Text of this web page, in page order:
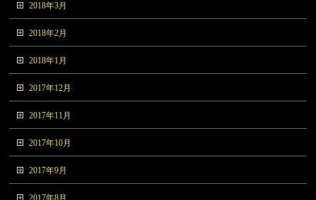
2018年3月
2018年2月
2018年1月
2017年12月
2017年11月
2017年10月
2017年9月
2017年8月